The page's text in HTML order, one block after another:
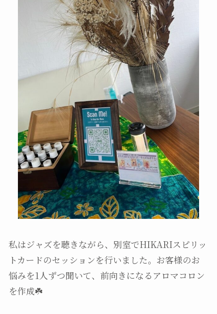
私はジャズを聴きながら、別室でHIKARIスピリッ
トカードのセッションを行いました。お客様のお
悩みを1人ずつ聞いて、前向きになるアロマコロン
を作成☘️